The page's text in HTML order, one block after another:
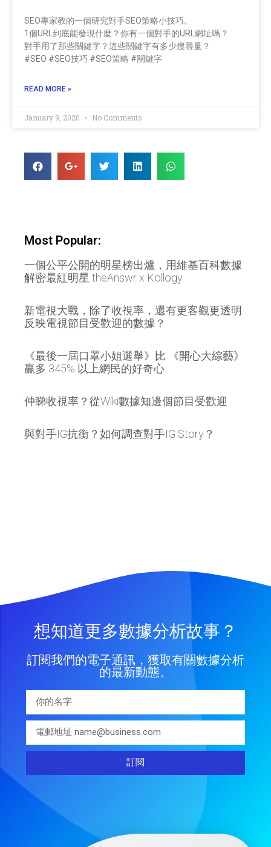
SEO專家教的一個研究對手SEO策略小技巧。
1個URL到底能發現什麼？你有一個對手的URL網址嗎？
對手用了那些關鍵字？這些關鍵字有多少搜尋量？
#SEO #SEO技巧 #SEO策略 #關鍵字
READ MORE »
January 9, 2020 No Comments
Most Popular:
一個公平公開的明星榜出爐，用維基百科數據
解密最紅明星 theAnswr x Kollogy
新電視大戰，除了收視率，還有更客觀更透明
反映電視節目受歡迎的數據？
《最後一屆口罩小姐選舉》比 《開心大綜藝》
贏多 345% 以上網民的好奇心
仲睇收視率？從Wiki數據知邊個節目受歡迎
與對手IG抗衡？如何調查對手IG Story？
想知道更多數據分析故事？
訂閱我們的電子通訊，獲取有關數據分析
的最新動態。
訂閱